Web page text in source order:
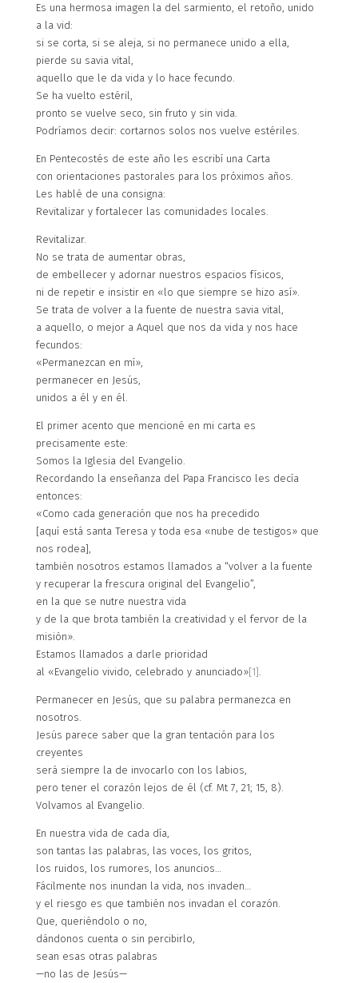
Es una hermosa imagen la del sarmiento, el retoño, unido
a la vid:
si se corta, si se aleja, si no permanece unido a ella,
pierde su savia vital,
aquello que le da vida y lo hace fecundo.
Se ha vuelto estéril,
pronto se vuelve seco, sin fruto y sin vida.
Podríamos decir: cortarnos solos nos vuelve estériles.
En Pentecostés de este año les escribí una Carta
con orientaciones pastorales para los próximos años.
Les hablé de una consigna:
Revitalizar y fortalecer las comunidades locales.
Revitalizar.
No se trata de aumentar obras,
de embellecer y adornar nuestros espacios físicos,
ni de repetir e insistir en «lo que siempre se hizo así».
Se trata de volver a la fuente de nuestra savia vital,
a aquello, o mejor a Aquel que nos da vida y nos hace
fecundos:
«Permanezcan en mí»,
permanecer en Jesús,
unidos a él y en él.
El primer acento que mencioné en mi carta es
precisamente este:
Somos la Iglesia del Evangelio.
Recordando la enseñanza del Papa Francisco les decía
entonces:
«Como cada generación que nos ha precedido
[aquí está santa Teresa y toda esa «nube de testigos» que
nos rodea],
también nosotros estamos llamados a “volver a la fuente
y recuperar la frescura original del Evangelio”,
en la que se nutre nuestra vida
y de la que brota también la creatividad y el fervor de la
misión».
Estamos llamados a darle prioridad
al «Evangelio vivido, celebrado y anunciado»[1]
Permanecer en Jesús, que su palabra permanezca en
nosotros.
Jesús parece saber que la gran tentación para los
creyentes
será siempre la de invocarlo con los labios,
pero tener el corazón lejos de él (cf. Mt 7, 21; 15, 8).
Volvamos al Evangelio.
En nuestra vida de cada día,
son tantas las palabras, las voces, los gritos,
los ruidos, los rumores, los anuncios…
Fácilmente nos inundan la vida, nos invaden…
y el riesgo es que también nos invadan el corazón.
Que, queriéndolo o no,
dándonos cuenta o sin percibirlo,
sean esas otras palabras
—no las de Jesús—